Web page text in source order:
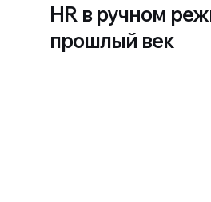
HR в ручном
прошлый век